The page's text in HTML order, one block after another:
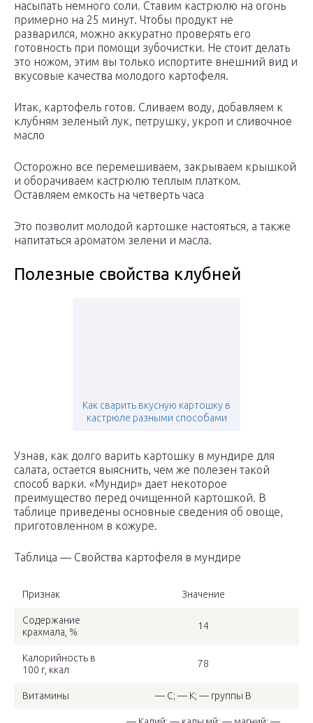
насыпать немного соли. Ставим кастрюлю на огонь
примерно на 25 минут. Чтобы продукт не
разварился, можно аккуратно проверять его
готовность при помощи зубочистки. Не стоит делать
это ножом, этим вы только испортите внешний вид и
вкусовые качества молодого картофеля.
Итак, картофель готов. Сливаем воду, добавляем к
клубням зеленый лук, петрушку, укроп и сливочное
масло
Осторожно все перемешиваем, закрываем крышкой
и оборачиваем кастрюлю теплым платком.
Оставляем емкость на четверть часа
Это позволит молодой картошке настояться, а также
напитаться ароматом зелени и масла.
Полезные свойства клубней
Как сварить вкусную картошку в
кастрюле разными способами
Узнав, как долго варить картошку в мундире для
салата, остается выяснить, чем же полезен такой
способ варки. «Мундир» дает некоторое
преимущество перед очищенной картошкой. В
таблице приведены основные сведения об овоще,
приготовленном в кожуре.
Таблица — Свойства картофеля в мундире
Признак Значение
Содержание
крахмала, %
14
Калорийность в
100 г, ккал
78
Витамины — С; — К; — группы В